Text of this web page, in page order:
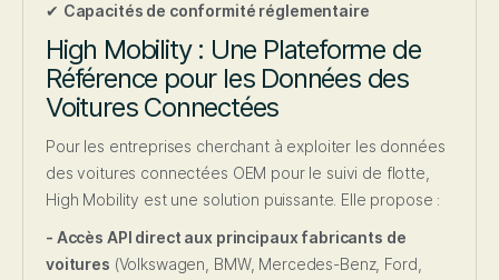
✔ Capacités de conformité réglementaire
High Mobility : Une Plateforme de
Référence pour les Données des
Voitures Connectées
Pour les entreprises cherchant à exploiter les données
des voitures connectées OEM pour le suivi de flotte,
High Mobility est une solution puissante. Elle propose :
- Accès API direct aux principaux fabricants de
voitures (Volkswagen, BMW, Mercedes-Benz, Ford,